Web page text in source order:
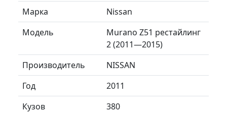
Марка
Nissan
Модель
Murano Z51 рестайлинг
2 (2011—2015)
Производитель
NISSAN
Год
2011
Кузов
380